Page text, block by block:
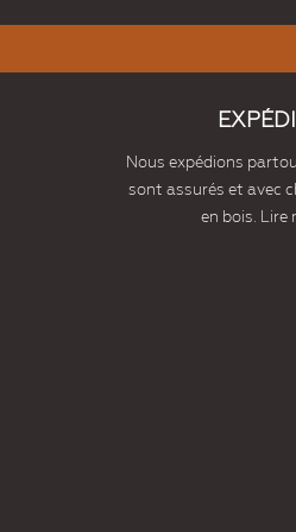
Nous expédions
sont assurés et avec
en bois. Lire